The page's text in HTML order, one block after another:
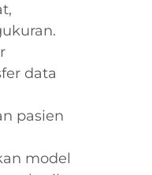
data
pasien
model